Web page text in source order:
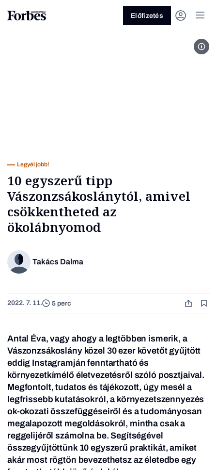
Üzlet
Előfizetés
Legyél jobb!
10 egyszerű tipp
Vászonzsákoslánytól, amivel
csökkentheted az
ökolábnyomod
Takács Dalma
2022. 7. 11. 5 perc
Antal Éva, vagy ahogy a legtöbben ismerik, a
Vászonzsákoslány közel 30 ezer követőt gyűjtött
eddig Instagramján fenntartható és
környezetkímélő életvezetésről szóló posztjaival.
Megfontolt, tudatos és tájékozott, úgy mesél a
legfrissebb kutatásokról, a környezetszennyezés
ok-okozati összefüggéseiről és a tudományosan
megalapozott megoldásokról, mintha csak a
reggelijéről számolna be. Segítségével
összegyűjtöttünk 10 egyszerű praktikát, amiket
akár most rögtön bevezethetsz az életedbe egy